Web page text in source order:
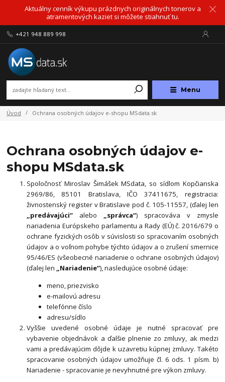
Aktuálny cenník výkupu prázdnych originálnych tonerov a
atramentových kaziet si môžete stiahnuť tu.
Menu
+421 948 889 998
Úvod Ochrana osobných údajov e-shopu MSdata.sk
Ochrana osobných údajov e-
shopu MSdata.sk
Spoločnosť Miroslav Šimášek MSdata, so sídlom Kopčianska
2969/86, 85101 Bratislava, IČO 37411675, registracia:
živnostenský register v Bratislave pod č. 105-11557, (ďalej len
„predávajúci“ alebo „správca“) spracováva v zmysle
nariadenia Európskeho parlamentu a Rady (EÚ) č. 2016/679 o
ochrane fyzických osôb v súvislosti so spracovaním osobných
údajov a o voľnom pohybe týchto údajov a o zrušení smernice
95/46/ES (všeobecné nariadenie o ochrane osobných údajov)
(ďalej len
„Nariadenie“), nasledujúce osobné údaje:
meno, priezvisko
e-mailovú adresu
telefónne číslo
adresu/sídlo
Vyššie uvedené osobné údaje je nutné spracovať pre
vybavenie objednávok a ďalšie plnenie zo zmluvy, ak medzi
vami a predávajúcim dôjde k uzavretiu kúpnej zmluvy. Takéto
spracovanie osobných údajov umožňuje čl. 6 ods. 1 písm. b)
Nariadenie - spracovanie je nevyhnutné pre výkon zmluvy.